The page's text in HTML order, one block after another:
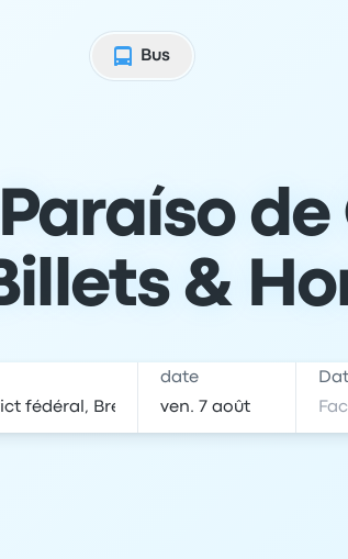
Bus
&
date